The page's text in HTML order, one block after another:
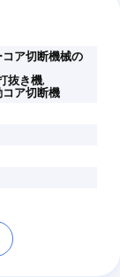
ア切断機械の
抜き機,
コア切断機